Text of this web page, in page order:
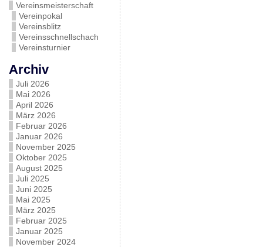
Vereinsmeisterschaft
Vereinpokal
Vereinsblitz
Vereinsschnellschach
Vereinsturnier
Archiv
Juli 2026
Mai 2026
April 2026
März 2026
Februar 2026
Januar 2026
November 2025
Oktober 2025
August 2025
Juli 2025
Juni 2025
Mai 2025
März 2025
Februar 2025
Januar 2025
November 2024